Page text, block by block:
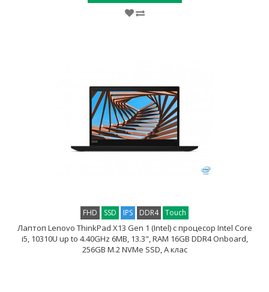
FHD SSD IPS DDR4 Touch
Лаптоп Lenovo ThinkPad X13 Gen 1 (Intel) с процесор Intel Core
i5, 10310U up to 4.40GHz 6MB, 13.3", RAM 16GB DDR4 Onboard,
256GB M.2 NVMe SSD, A клас